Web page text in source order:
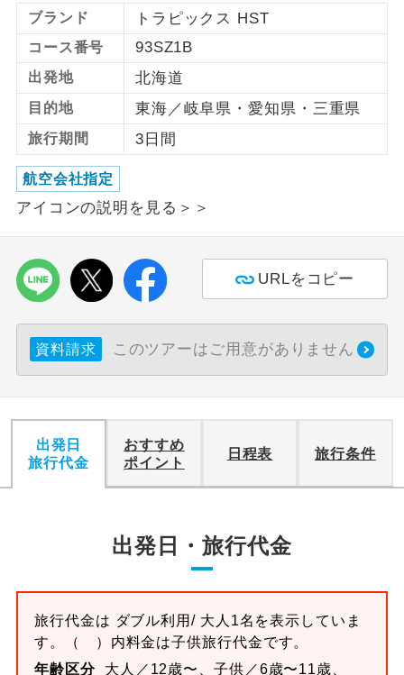
ブランド トラピックス HST
コース番号 93SZ1B
出発地 北海道
目的地 東海／岐阜県・愛知県・三重県
旅行期間 3日間
航空会社指定
アイコンの説明を見る＞＞
URLをコピー
資料請求 このツアーはご用意がありません
出発日
旅行代金
おすすめ
ポイント
日程表 旅行条件
出発日・旅行代金
旅行代金は ダブル利用/ 大人1名を表示していま
す。
（ ）内料金は子供旅行代金です。
年齢区分
大人／12歳〜、子供／6歳〜11歳、
女性限定
女性限定でご参加いただけるコースで
す。
年齢制限あり
ご参加にあたり年齢に制限があるコース
です。
航空会社指定
利用航空会社が指定なので、ご出発の計
ホテル指定
ご紹介するホテルを指定したコースで
おひとり様バ
ス2席利用
おひとり様でバス席を2席利⽤できま
す。